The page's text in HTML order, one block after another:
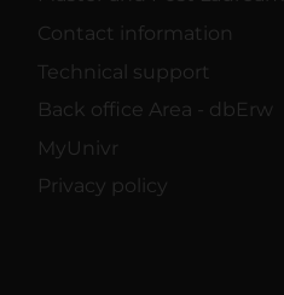
Contact information
Technical support
Back office Area - dbErw
MyUnivr
Privacy policy